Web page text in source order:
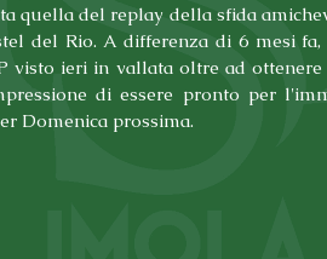
quella del replay della sfida
del Rio. A differenza di 6 mesi
visto ieri in vallata oltre ad
di essere pronto per
Domenica prossima.